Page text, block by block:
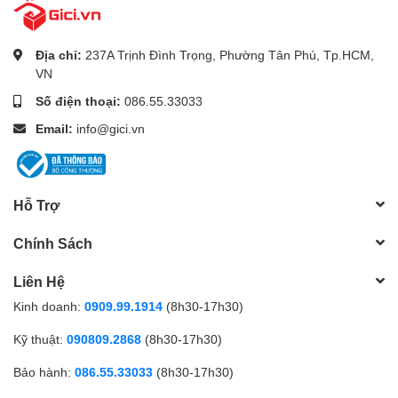
cạnh đó, tuỳ vào loại sản phẩm, hình thức và địa chỉ giao hàng
mà có thể phát sinh thêm chi phí khác như phí vận chuyển, phụ
phí hàng cồng kềnh, thuế nhập khẩu (đối với đơn hàng giao từ
nước ngoài có giá trị trên 1 triệu đồng).....
Địa chỉ: 237A Trịnh Đình Trọng, Phường Tân Phú, Tp.HCM,
VN
Số điện thoại: 086.55.33033
Email: info@gici.vn
Hỗ Trợ
Chính Sách
Liên Hệ
Kinh doanh: 0909.99.1914 (8h30-17h30)
Kỹ thuật: 090809.2868 (8h30-17h30)
Bảo hành: 086.55.33033 (8h30-17h30)